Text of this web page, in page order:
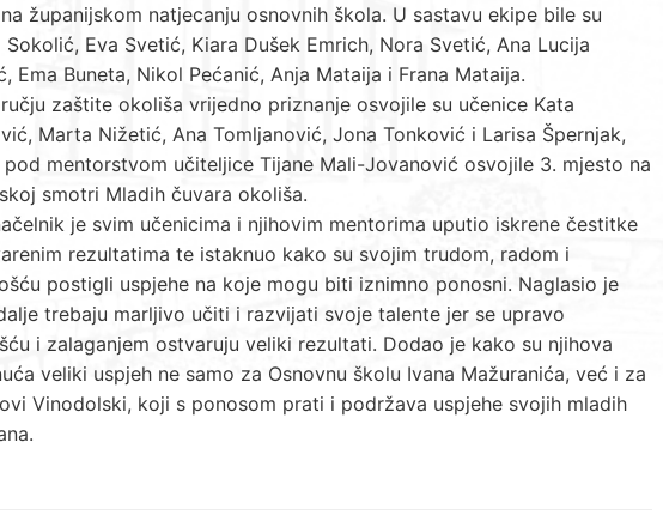
županijskom natjecanju osnovnih škola. U sastavu ekipe bile su
Sokolić, Eva Svetić, Kiara Dušek Emrich, Nora Svetić, Ana Lucija
Ema Buneta, Nikol Pećanić, Anja Mataija i Frana Mataija.
zaštite okoliša vrijedno priznanje osvojile su učenice Kata
Marta Nižetić, Ana Tomljanović, Jona Tonković i Larisa Špernjak,
pod mentorstvom učiteljice Tijane Mali-Jovanović osvojile 3. mjesto na
smotri Mladih čuvara okoliša.
je svim učenicima i njihovim mentorima uputio iskrene čestitke
rezultatima te istaknuo kako su svojim trudom, radom i
postigli uspjehe na koje mogu biti iznimno ponosni. Naglasio je
trebaju marljivo učiti i razvijati svoje talente jer se upravo
i zalaganjem ostvaruju veliki rezultati. Dodao je kako su njihova
veliki uspjeh ne samo za Osnovnu školu Ivana Mažuranića, već i za
Vinodolski, koji s ponosom prati i podržava uspjehe svojih mladih